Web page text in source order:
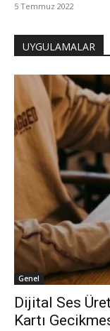
5 Temmuz 2022
UYGULAMALAR
Genel
Dijital Ses
Kartı